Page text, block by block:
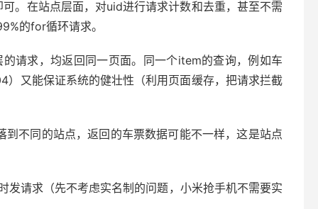
。在站点层面，对uid进行请求计数和去重，甚至不需
的for循环请求。
请求，均返回同一页面。同一个item的查询，例如车
又能保证系统的健壮性（利用页面缓存，把请求拦截
不同的站点，返回的车票数据可能不一样，这是站点
请求（先不考虑实名制的问题，小米抢手机不需要实